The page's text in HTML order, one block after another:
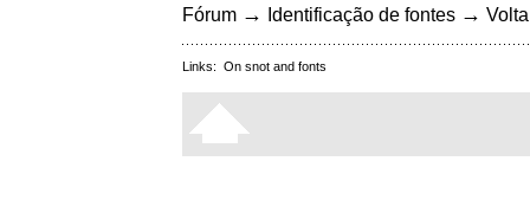
Fórum → Identificação de fontes →
Links: On snot and fonts